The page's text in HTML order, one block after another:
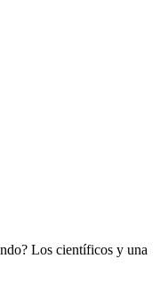
Los científicos y una